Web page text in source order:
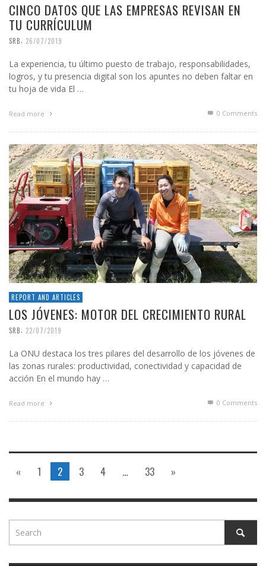
CINCO DATOS QUE LAS EMPRESAS REVISAN EN
TU CURRÍCULUM
SRB, 26/07/2019
La experiencia, tu último puesto de trabajo, responsabilidades,
logros, y tu presencia digital son los apuntes no deben faltar en
tu hoja de vida El …
Read more 0 Comments
REPORT AND ARTICLES
LOS JÓVENES: MOTOR DEL CRECIMIENTO RURAL
SRB, 22/07/2019
La ONU destaca los tres pilares del desarrollo de los jóvenes de
las zonas rurales: productividad, conectividad y capacidad de
acción En el mundo hay …
Read more 0 Comments
« 1 2 3 4 … 33 »